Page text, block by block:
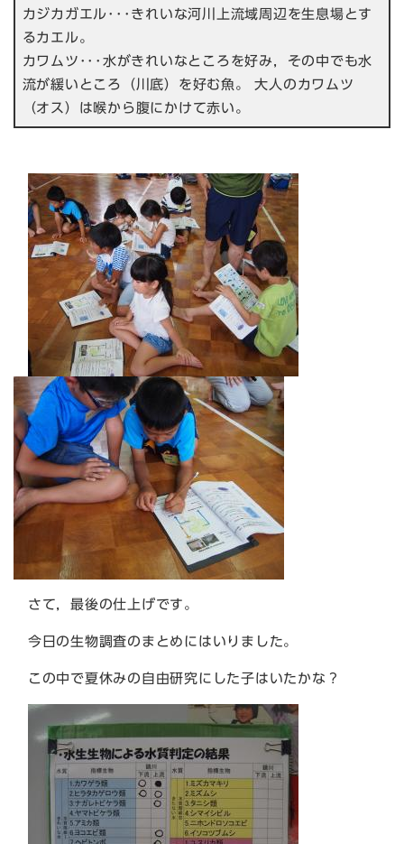
カジカガエル･･･きれいな河川上流域周辺を生息場とす
るカエル。
カワムツ･･･水がきれいなところを好み，その中でも水
流が緩いところ（川底）を好む魚。 大人のカワムツ
（オス）は喉から腹にかけて赤い。
さて，最後の仕上げです。
今日の生物調査のまとめにはいりました。
この中で夏休みの自由研究にした子はいたかな？